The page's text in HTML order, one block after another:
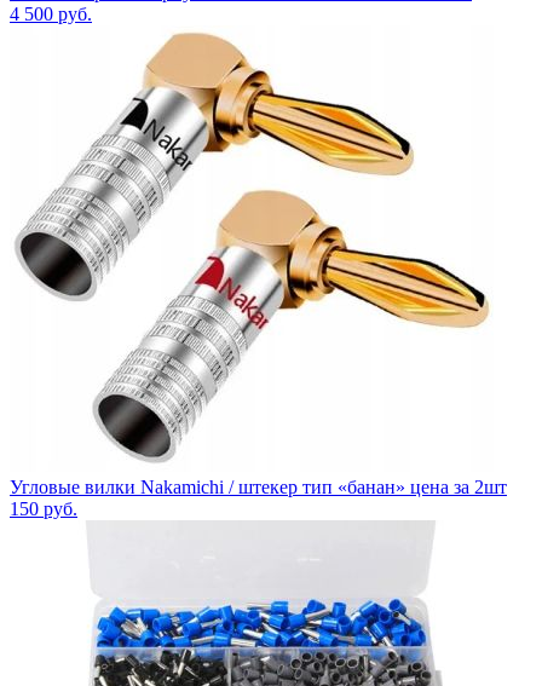
4 500 руб.
Угловые вилки Nakamichi / штекер тип «банан» цена за 2шт
150 руб.